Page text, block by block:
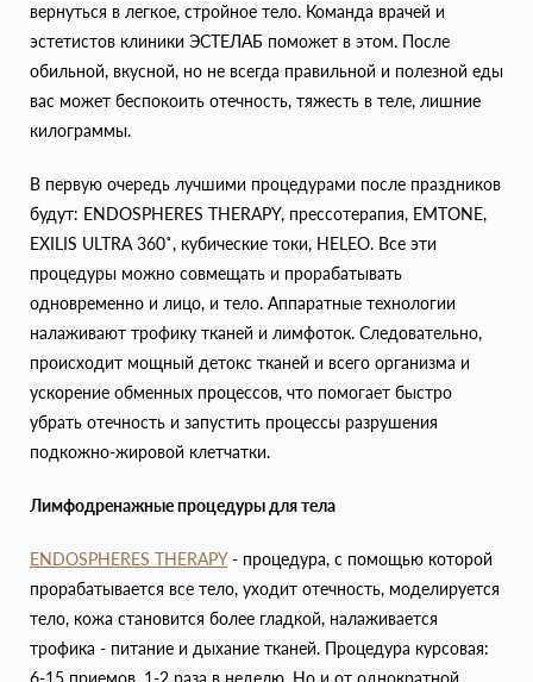
вернуться в легкое, стройное тело. Команда врачей и
эстетистов клиники ЭСТЕЛАБ поможет в этом. После
обильной, вкусной, но не всегда правильной и полезной еды
вас может беспокоить отечность, тяжесть в теле, лишние
килограммы.
В первую очередь лучшими процедурами после праздников
будут: ENDOSPHERES THERAPY, прессотерапия, EMTONE,
EXILIS ULTRA 360˚, кубические токи, HELEO. Все эти
процедуры можно совмещать и прорабатывать
одновременно и лицо, и тело. Аппаратные технологии
налаживают трофику тканей и лимфоток. Следовательно,
происходит мощный детокс тканей и всего организма и
ускорение обменных процессов, что помогает быстро
убрать отечность и запустить процессы разрушения
подкожно-жировой клетчатки.
Лимфодренажные процедуры для тела
ENDOSPHERES THERAPY- процедура, с помощью которой
прорабатывается все тело, уходит отечность, моделируется
тело, кожа становится более гладкой, налаживается
трофика - питание и дыхание тканей. Процедура курсовая:
6-15 приемов, 1-2 раза в неделю. Но и от однократной